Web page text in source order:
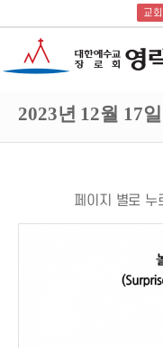
교
2023년 12월 17
페이지 별로 누